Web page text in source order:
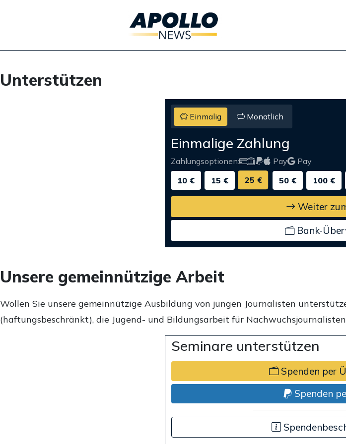
Unterstützen
Einmalig Monatlich
Einmalige Zahlung
Zahlungsoptionen: Pay
Pay
10 €
15 € 25 € 50 € 100 €
Weiter
Bank-
Unsere gemeinnützige Arbeit
Wollen Sie unsere gemeinnützige Ausbildung von jungen Journalisten
(haftungsbeschränkt), die Jugend- und Bildungsarbeit für
Seminare unterstützen
Spenden per
Spenden